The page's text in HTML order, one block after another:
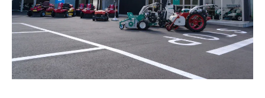
本体 FIG44 シート(CE)
本体 FIG32 シート(High CE AU
USA)
本体 FIG25 シート
CMX2502
本体 FIG29 シート
本体 FIG30 シート(High CE USA)
CMX2504
本体 FIG26 シート
CMX2508YC/YCS